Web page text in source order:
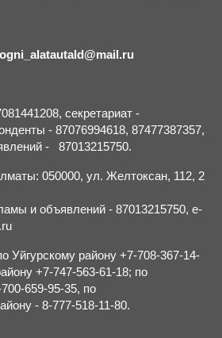
секретариат -
- 87076994618, 87477387357,
- 87013215750.
050000, ул. Желтоксан, 112, 2
и объявлений - 87013215750, e-
Уйгурскому району +7-708-367-14-
+7-747-563-61-18; по
659-95-35, по
- 8-777-518-11-80.